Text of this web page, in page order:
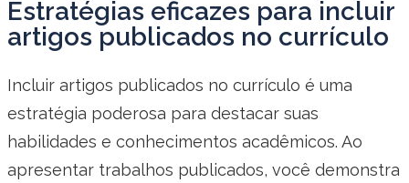
Estratégias eficazes para incluir
artigos publicados no currículo
Incluir artigos publicados no currículo é uma
estratégia poderosa para destacar suas
habilidades e conhecimentos acadêmicos. Ao
apresentar trabalhos publicados, você demonstra